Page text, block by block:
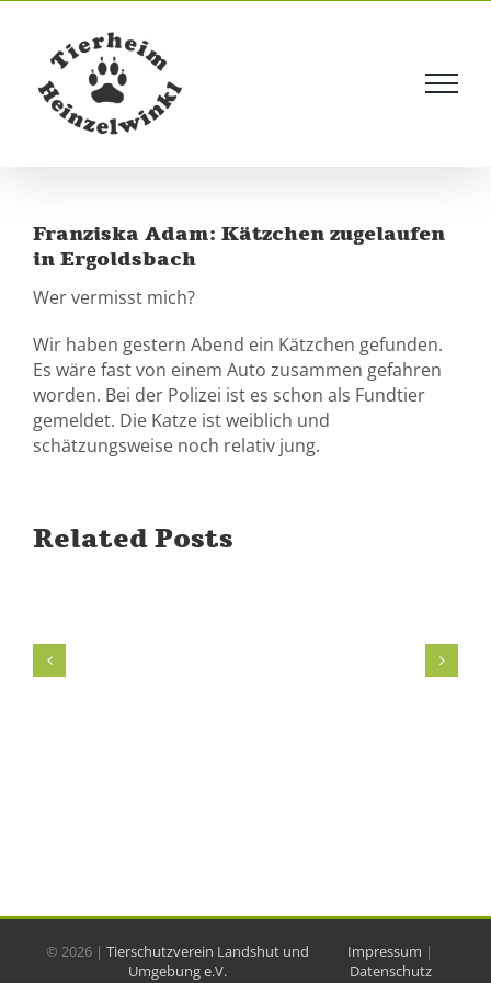
content
Franziska Adam: Kätzchen zugelaufen
in Ergoldsbach
Wer vermisst mich?
Wir haben gestern Abend ein Kätzchen gefunden.
Es wäre fast von einem Auto zusammen gefahren
worden. Bei der Polizei ist es schon als Fundtier
gemeldet. Die Katze ist weiblich und
schätzungsweise noch relativ jung.
Related Posts
©2026 |Tierschutzverein Landshut und
Umgebung e.V.
Impressum |
Datenschutz